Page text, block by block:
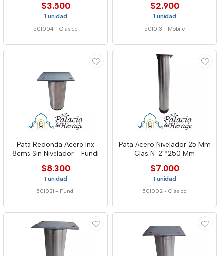
$3.500
1 unidad
501004 - Clasicc
$2.900
1 unidad
501013 - Mobile
Pata Redonda Acero Inx
8cms Sin Nivelador - Fundi
$8.300
1 unidad
501031 - Fundi
Pata Acero Nivelador 25 Mm
Clas N-2"*250 Mm
$7.000
1 unidad
501002 - Clasicc